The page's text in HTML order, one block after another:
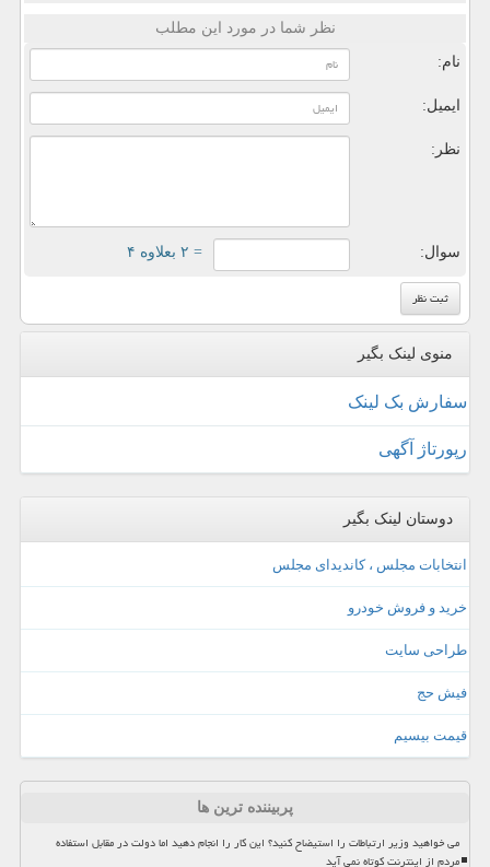
نظر شما در مورد این مطلب
نام:
ایمیل:
نظر:
سوال: = ۲ بعلاوه ۴
منوی لینک بگیر
سفارش بک لینک
رپورتاژ آگهی
دوستان لینک بگیر
انتخابات مجلس ، کاندیدای مجلس
خرید و فروش خودرو
طراحی سایت
فیش حج
قیمت بیسیم
پربیننده ترین ها
می خواهید وزیر ارتباطات را استیضاح کنید؟ این کار را انجام دهید اما دولت در مقابل استفاده
مردم از اینترنت کوتاه نمی آید